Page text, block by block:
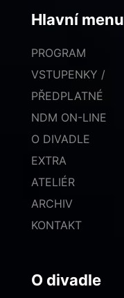
Hlavní menu
PROGRAM
VSTUPENKY /
PŘEDPLATNÉ
NDM ON-LINE
O DIVADLE
EXTRA
ATELIÉR
ARCHIV
KONTAKT
O divadle